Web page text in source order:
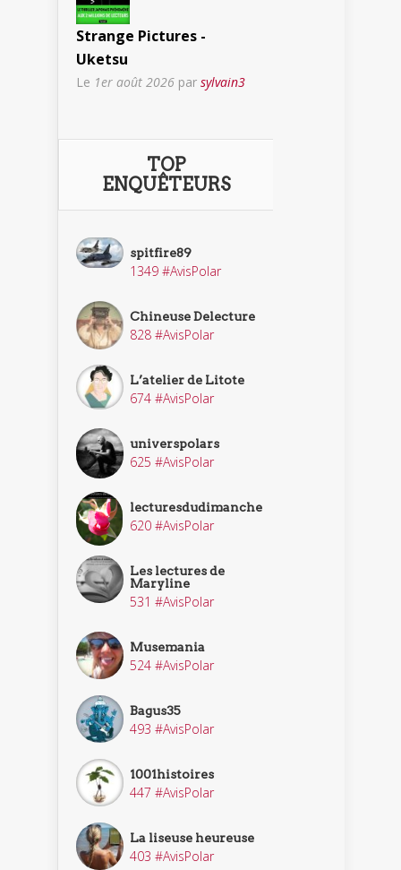
Strange Pictures -
Uketsu
Le 1er août 2026 par sylvain3
TOP
ENQUÊTEURS
spitfire89
1349 #AvisPolar
Chineuse Delecture
828 #AvisPolar
L’atelier de Litote
674 #AvisPolar
universpolars
625 #AvisPolar
lecturesdudimanche
620 #AvisPolar
Les lectures de
Maryline
531 #AvisPolar
Musemania
524 #AvisPolar
Bagus35
493 #AvisPolar
1001histoires
447 #AvisPolar
La liseuse heureuse
403 #AvisPolar